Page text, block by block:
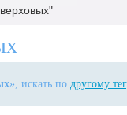
», искать по другому